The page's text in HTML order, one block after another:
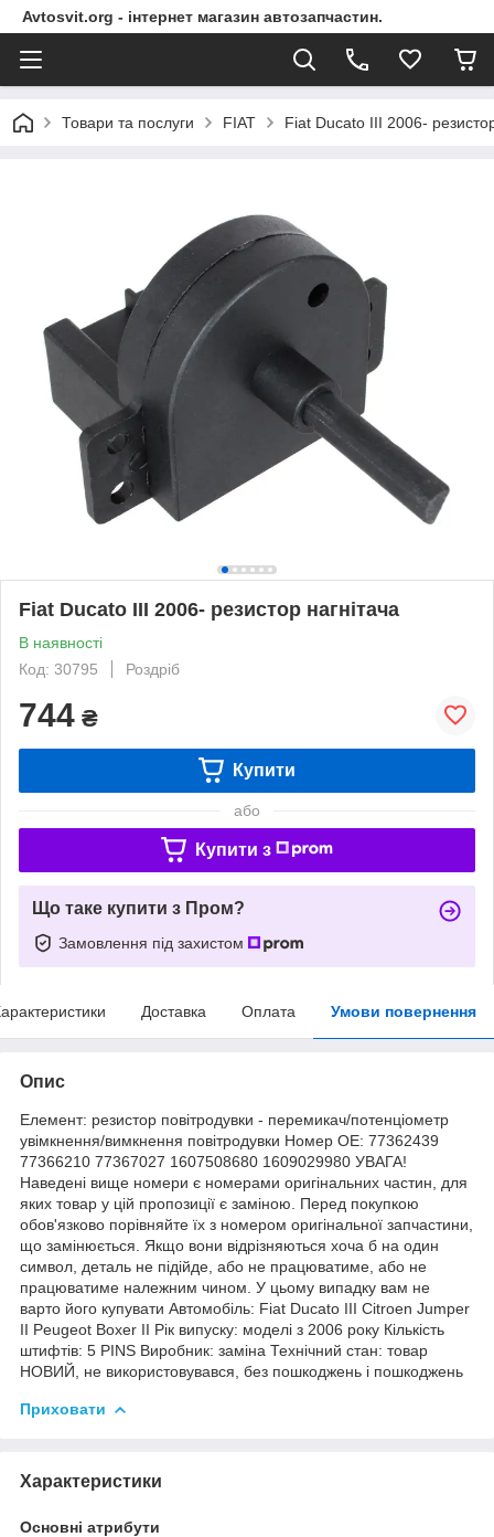
Avtosvit.org - інтернет магазин автозапчастин.
Товари та послуги FIAT Fiat Ducato III 2006-
Fiat Ducato III 2006- резистор нагнітача
В наявності
Код: 30795
Роздріб
744 ₴
Купити
або
Купити з
Що таке купити з Пром?
Замовлення під захистом
Доставка Оплата Умови повернення
Опис
Елемент: резистор повітродувки - перемикач/потенціометр
увімкнення/вимкнення повітродувки Номер OE: 77362439
77366210 77367027 1607508680 1609029980 УВАГА!
Наведені вище номери є номерами оригінальних частин, для
яких товар у цій пропозиції є заміною. Перед покупкою
обов'язково порівняйте їх з номером оригінальної запчастини,
що замінюється. Якщо вони відрізняються хоча б на один
символ, деталь не підійде, або не працюватиме, або не
працюватиме належним чином. У цьому випадку вам не
варто його купувати Автомобіль: Fiat Ducato III Citroen Jumper
II Peugeot Boxer II Рік випуску: моделі з 2006 року Кількість
штифтів: 5 PINS Виробник: заміна Технічний стан: товар
НОВИЙ, не використовувався, без пошкоджень і пошкоджень
Приховати
Характеристики
Основні атрибути